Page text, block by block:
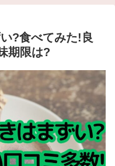
?食べてみた!良
期限は?